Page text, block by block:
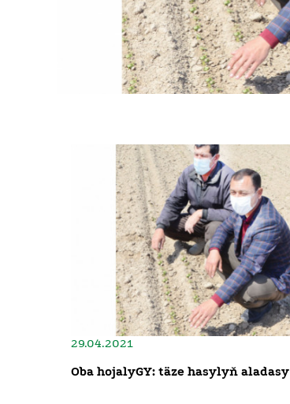
29.04.2021
Oba hojalyGY: täze hasylyň aladasy